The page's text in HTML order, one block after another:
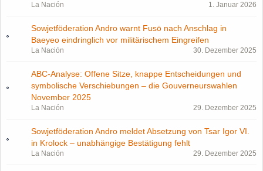
La Nación 1. Januar 2026
Sowjetföderation Andro warnt Fusō nach Anschlag in
Baeyeo eindringlich vor militärischem Eingreifen
La Nación 30. Dezember 2025
ABC-Analyse: Offene Sitze, knappe Entscheidungen und
symbolische Verschiebungen – die Gouverneurswahlen
November 2025
La Nación 29. Dezember 2025
Sowjetföderation Andro meldet Absetzung von Tsar Igor VI.
in Krolock – unabhängige Bestätigung fehlt
La Nación 29. Dezember 2025